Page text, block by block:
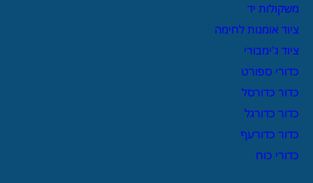
משקולות יד
ציוד אומנות לחימה
ציוד ג'ימבורי
כדורי ספורט
כדור כדורסל
כדור כדורגל
כדור כדורעף
כדורי כוח